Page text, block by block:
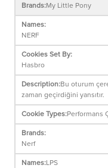
My Little Pony
NERF
Hasbro
Bu oturum
zaman geçirdiğini yansıtır.
Performans
Nerf
LPS